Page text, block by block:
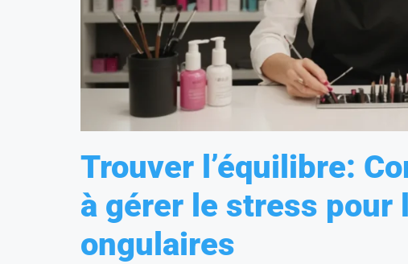
Trouver l’équilibre:
à gérer le stress pour
ongulaires